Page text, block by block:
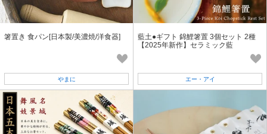
箸置き 食パン[日本製/美濃焼/洋食器]
やまに
藍土●ギフト 錦鯉箸置 3個セット 2種
【2025年新作】セラミック藍
エー・アイ